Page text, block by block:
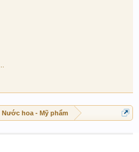
Nước hoa - Mỹ phẩm